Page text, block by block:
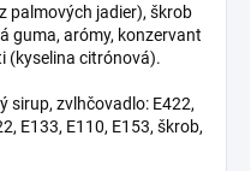
palmových jadier), škrob
guma, arómy, konzervant
(kyselina citrónová).
sirup, zvlhčovadlo: E422,
E133, E110, E153, škrob,